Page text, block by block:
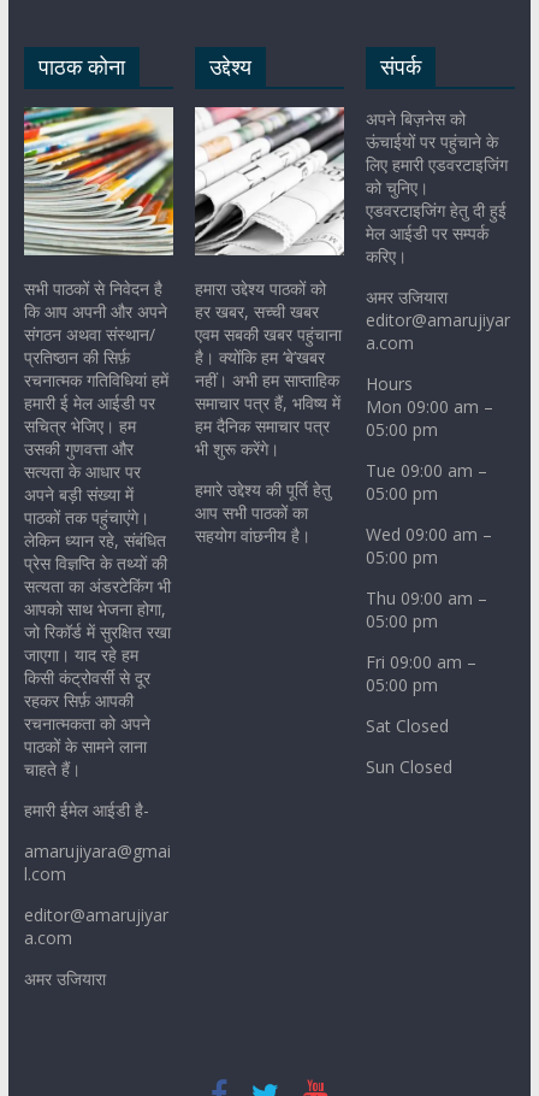
पाठक कोना
सभी पाठकों से निवेदन है
कि आप अपनी और अपने
संगठन अथवा संस्थान/
प्रतिष्ठान की सिर्फ़
रचनात्मक गतिविधियां हमें
हमारी ई मेल आईडी पर
सचित्र भेजिए। हम
उसकी गुणवत्ता और
सत्यता के आधार पर
अपने बड़ी संख्या में
पाठकों तक पहुंचाएंगे।
लेकिन ध्यान रहे, संबंधित
प्रेस विज्ञप्ति के तथ्यों की
सत्यता का अंडरटेकिंग भी
आपको साथ भेजना होगा,
जो रिकॉर्ड में सुरक्षित रखा
जाएगा। याद रहे हम
किसी कंट्रोवर्सी से दूर
रहकर सिर्फ़ आपकी
रचनात्मकता को अपने
पाठकों के सामने लाना
चाहते हैं।
हमारी ईमेल आईडी है-
amarujiyara@gmai
l.com
editor@amarujiyar
a.com
अमर उजियारा
उद्देश्य
हमारा उद्देश्य पाठकों को
हर खबर, सच्ची खबर
एवम सबकी खबर पहुंचाना
है। क्योंकि हम ‘बे’खबर
नहीं। अभी हम साप्ताहिक
समाचार पत्र हैं, भविष्य में
हम दैनिक समाचार पत्र
भी शुरू करेंगे।
हमारे उद्देश्य की पूर्ति हेतु
आप सभी पाठकों का
सहयोग वांछनीय है।
संपर्क
अपने बिज़नेस को
ऊंचाईयों पर पहुंचाने के
लिए हमारी एडवरटाइजिंग
को चुनिए।
एडवरटाइजिंग हेतु दी हुई
मेल आईडी पर सम्पर्क
करिए।
अमर उजियारा
editor@amarujiyar
a.com
Hours
Mon 09:00 am –
05:00 pm
Tue 09:00 am –
05:00 pm
Wed 09:00 am –
05:00 pm
Thu 09:00 am –
05:00 pm
Fri 09:00 am –
05:00 pm
Sat Closed
Sun Closed